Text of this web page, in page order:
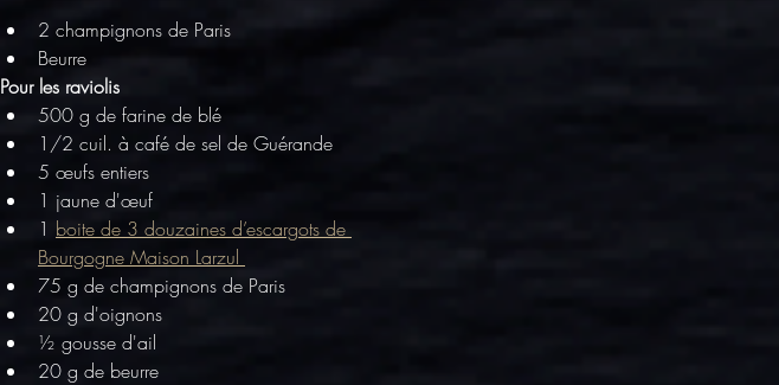
2 champignons de Paris
Beurre
Pour les raviolis
500 g de farine de blé
1/2 cuil. à café de sel de Guérande
5 œufs entiers
1 jaune d'œuf
1 boite de 3 douzaines d’escargots de
Bourgogne Maison Larzul
75 g de champignons de Paris
20 g d'oignons
½ gousse d'ail
20 g de beurre